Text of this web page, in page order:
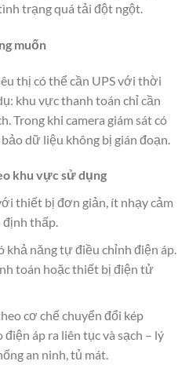
trạng quá tải đột ngột.
muốn
thị có thể cần UPS với thời
khu vực thanh toán chỉ cần
Trong khi camera giám sát có
dữ liệu không bị gián đoạn.
khu vực sử dụng
thiết bị đơn giản, ít nhạy cảm
định thấp.
khả năng tự điều chỉnh điện áp.
toán hoặc thiết bị điện tử
cơ chế chuyển đổi kép
áp ra liên tục và sạch – lý
an ninh, tủ mát.